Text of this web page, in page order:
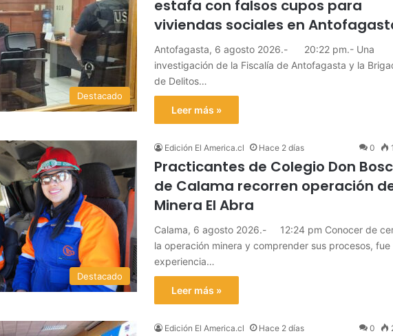
Destacado
estafa con falsos cupos para
viviendas sociales en
Antofagasta, 6 agosto 2026.- 20:22 pm.- Una
investigación de la Fiscalía de Antofagasta y la
de Delitos…
Leer más »
Destacado
Edición El America.cl Hace 2 días 0
Practicantes de Colegio Don
de Calama recorren operación
Minera El Abra
Calama, 6 agosto 2026.- 12:24 pm Conocer de
la operación minera y comprender sus procesos, fue
experiencia…
Leer más »
Edición El America.cl Hace 2 días 0